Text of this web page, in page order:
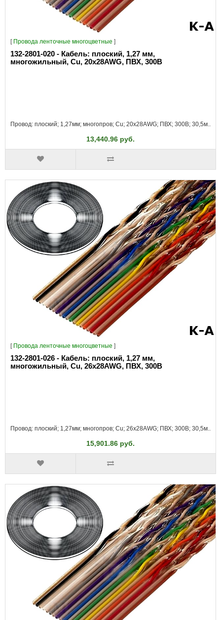
[ Провода ленточные многоцветные ]
132-2801-020 - Кабель: плоский, 1,27 мм,
многожильный, Cu, 20x28AWG, ПВХ, 300В
Провод: плоский; 1,27мм; многопров; Cu; 20x28AWG; ПВХ; 300В; 30,5м..
13,440.96 руб.
[ Провода ленточные многоцветные ]
132-2801-026 - Кабель: плоский, 1,27 мм,
многожильный, Cu, 26x28AWG, ПВХ, 300В
Провод: плоский; 1,27мм; многопров; Cu; 26x28AWG; ПВХ; 300В; 30,5м..
15,901.86 руб.